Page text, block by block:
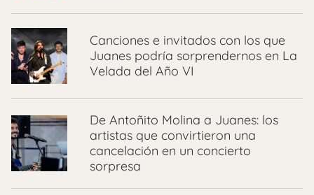
Canciones e invitados con los que
Juanes podría sorprendernos en La
Velada del Año VI
De Antoñito Molina a Juanes: los
artistas que convirtieron una
cancelación en un concierto
sorpresa